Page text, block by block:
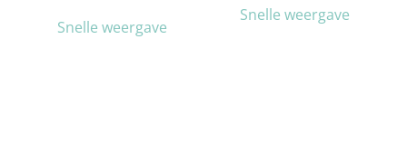
Snelle weergave
Snelle weergave